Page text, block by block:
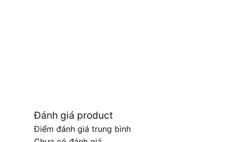
Đánh giá product
Điểm đánh giá trung bình